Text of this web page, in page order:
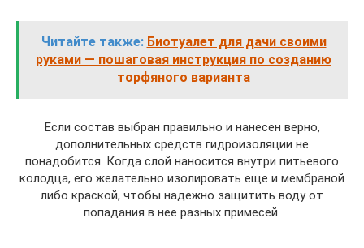
Читайте также: Биотуалет для дачи своими
руками — пошаговая инструкция по созданию
торфяного варианта
Если состав выбран правильно и нанесен верно,
дополнительных средств гидроизоляции не
понадобится. Когда слой наносится внутри питьевого
колодца, его желательно изолировать еще и мембраной
либо краской, чтобы надежно защитить воду от
попадания в нее разных примесей.